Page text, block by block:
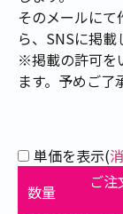
そのメールにて
ら、SNSに掲載
※掲載の許可を
ます。予めご了
単価を表示(
数量
ご